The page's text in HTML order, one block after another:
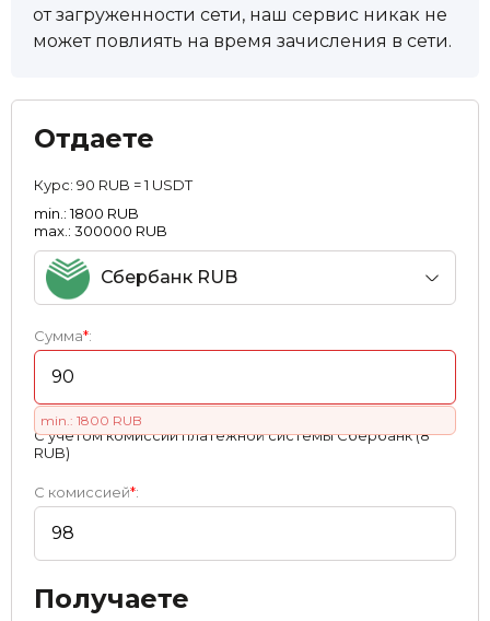
от загруженности сети, наш сервис никак не
может повлиять на время зачисления в сети.
Отдаете
Курс: 90 RUB = 1 USDT
min.: 1800 RUB
max.: 300000 RUB
Сбербанк RUB
Сумма*:
min.: 1800 RUB
С учетом комиссии платежной системы Сбербанк (8
RUB)
С комиссией*:
Получаете